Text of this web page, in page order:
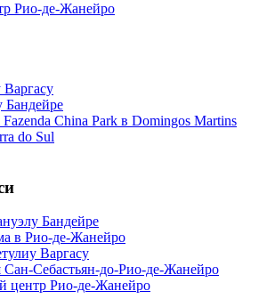
Рио-де-Жанейро
China Park в Domingos Martins
do Sul
Бандейре
в Рио-де-Жанейро
Варгасу
Себастьян-до-Рио-де-Жанейро
центр Рио-де-Жанейро